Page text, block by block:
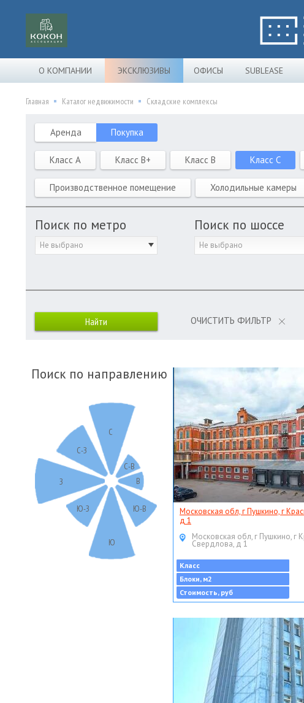
О КОМПАНИИ ЭКСКЛЮЗИВЫ ОФИСЫ SUBLEASE
Главная Каталог недвижимости Складские комплексы
Аренда Покупка
Класс A Класс B+ Класс B Класс C
Производственное помещение Холодильные камеры
Поиск по метро
Не выбрано
Поиск по шоссе
Не выбрано
ОЧИСТИТЬ ФИЛЬТР
Поиск по направлению
С
С-В
В
Ю-В
Ю
Ю-З
З
С-З
Московская обл, г Пушкино, г
д 1
Московская обл, г Пушкино, г
Свердлова, д 1
Класс
Блоки, м2
Стоимость, руб